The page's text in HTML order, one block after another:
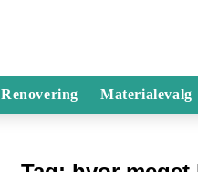
Renovering Materialevalg